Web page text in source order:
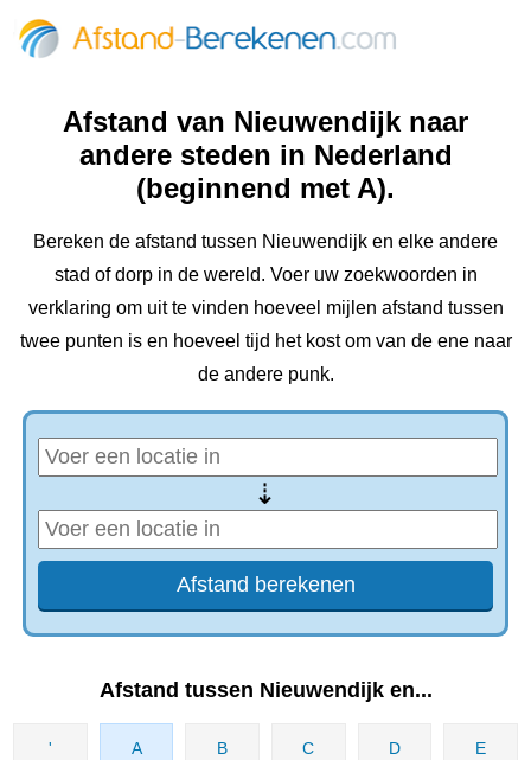
Afstand van Nieuwendijk naar
andere steden in Nederland
(beginnend met A).
Bereken de afstand tussen Nieuwendijk en elke andere
stad of dorp in de wereld. Voer uw zoekwoorden in
verklaring om uit te vinden hoeveel mijlen afstand tussen
twee punten is en hoeveel tijd het kost om van de ene naar
de andere punk.
⇢
Afstand tussen Nieuwendijk en...
' A B C D E